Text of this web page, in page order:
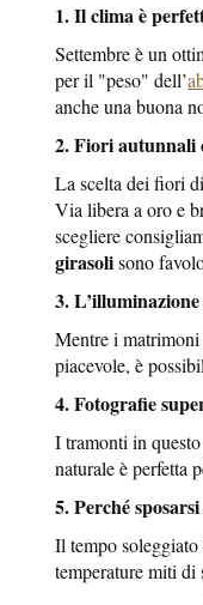
1. Il clima è
Settembre è un
per il "peso" dell’
anche una buona
2. Fiori autunnali
La scelta dei fiori
Via libera a oro e
scegliere
girasolisono
3.
Mentre i matrimoni
piacevole, è
4. Fotografie
I tramonti in
naturale è perfetta
5. Perché
Il tempo
temperature miti di